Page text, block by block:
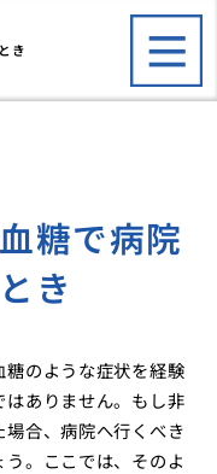
き
糖で病院
き
のような症状を経験
ありません。もし非
合、病院へ行くべき
。ここでは、そのよ